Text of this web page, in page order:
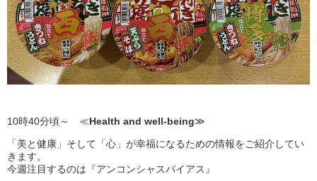
10時40分頃～ ≪Health and well-being≫
「美と健康」そして「心」が幸福になるための情報をご紹介してい
きます。
今週注目するのは『アンコンシャスバイアス』